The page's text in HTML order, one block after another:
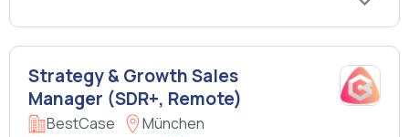
Strategy & Growth Sales
Manager (SDR+, Remote)
BestCase
München